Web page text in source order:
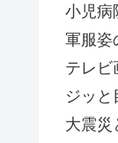
小児病
軍服姿
テレビ
ジッと
大震災